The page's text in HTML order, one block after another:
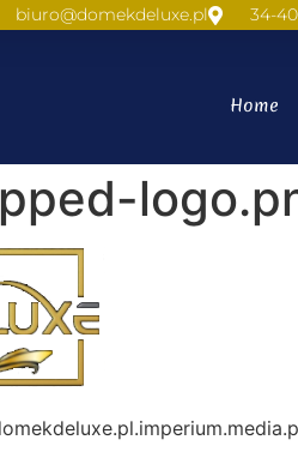
biuro@domekdeluxe.pl 34-
Home